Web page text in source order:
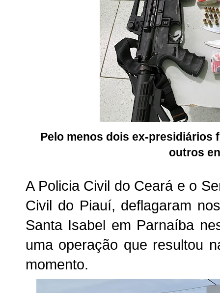
Pelo menos dois ex-presidiários
outros
A Policia Civil do Ceará e o
Civil do Piauí, deflagaram
Santa Isabel em Parnaíba
uma operação que resultou
momento.